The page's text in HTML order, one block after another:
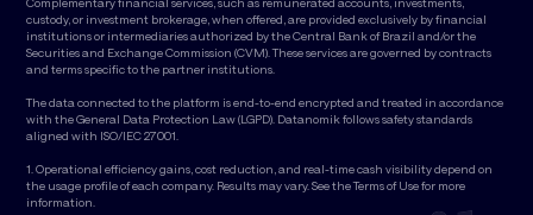
custody, or investment brokerage, when offered, are provided exclusively by financial
institutions or intermediaries authorized by the Central Bank of Brazil and/or the
Securities and Exchange Commission (CVM). These services are governed by contracts
and terms specific to the partner institutions.
The data connected to the platform is end-to-end encrypted and treated in accordance
with the General Data Protection Law (LGPD). Datanomik follows safety standards
aligned with ISO/IEC 27001.
1. Operational efficiency gains, cost reduction, and real-time cash visibility depend on
the usage profile of each company. Results may vary. See the Terms of Use for more
information.